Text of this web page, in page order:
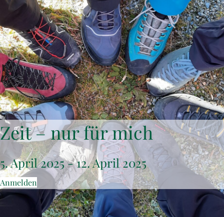
Zeit – nur für mich
5. April 2025-12. April 2025
Anmelden